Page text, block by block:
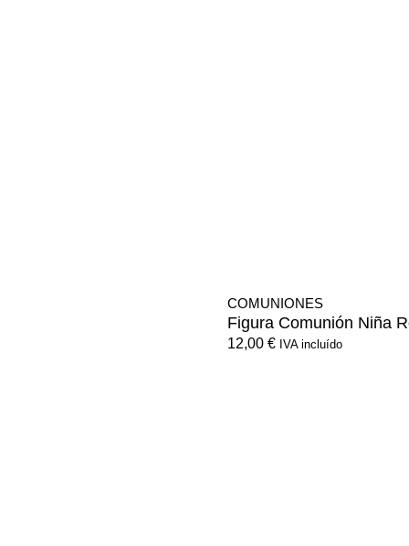
COMUNIONES
Figura Comunión Niña
12,00 € IVA incluído